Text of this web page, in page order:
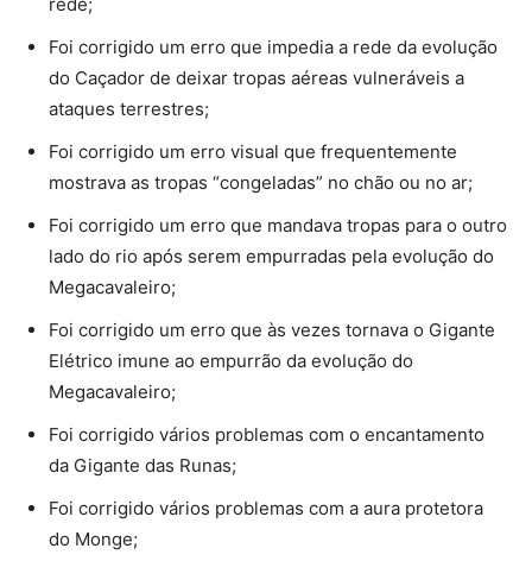
Foi corrigido um erro que impedia a rede da evolução
do Caçador de deixar tropas aéreas vulneráveis a
ataques terrestres;
Foi corrigido um erro visual que frequentemente
mostrava as tropas “congeladas” no chão ou no ar;
Foi corrigido um erro que mandava tropas para o outro
lado do rio após serem empurradas pela evolução do
Megacavaleiro;
Foi corrigido um erro que às vezes tornava o Gigante
Elétrico imune ao empurrão da evolução do
Megacavaleiro;
Foi corrigido vários problemas com o encantamento
da Gigante das Runas;
Foi corrigido vários problemas com a aura protetora
do Monge;